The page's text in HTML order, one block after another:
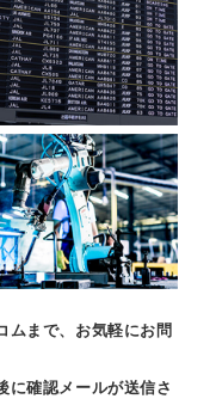
ムまで、お気軽にお問
に確認メールが送信さ